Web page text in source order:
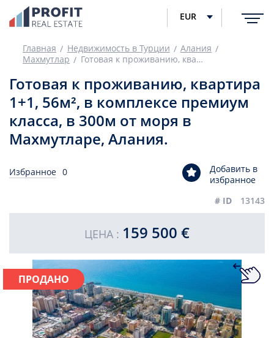
EUR
Главная Недвижимость в Турции
Алания
Махмутлар
Готовая к проживанию, квартира 1+1, 56м², в комплексе премиум класса, в 300м от моря в Махмутларе, Алания.
Готовая к проживанию, квартира
1+1, 56м², в комплексе премиум
класса, в 300м от моря в
Махмутларе, Алания.
Избранное 0
Добавить в
избранное
# ID
13143
ЦЕНА : 159 500 €
ПРОДАНО